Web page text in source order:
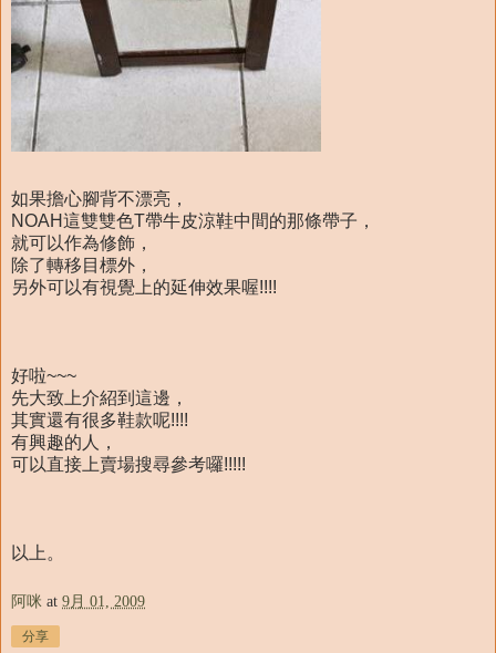
如果擔心腳背不漂亮，
NOAH這雙雙色T帶牛皮涼鞋中間的那條帶子，
就可以作為修飾，
除了轉移目標外，
另外可以有視覺上的延伸效果喔!!!!
好啦~~~
先大致上介紹到這邊，
其實還有很多鞋款呢!!!!
有興趣的人，
可以直接上賣場搜尋參考囉!!!!!
以上。
阿咪 at 9月 01, 2009
分享